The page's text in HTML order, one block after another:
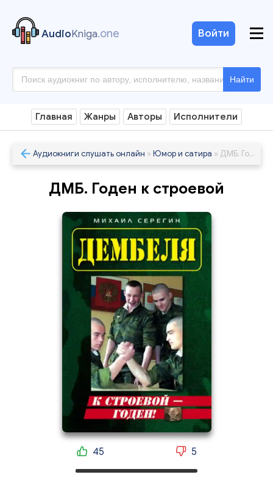
AudioKniga.one
Найти
Войти
Главная Жанры Авторы Исполнители
Аудиокниги слушать онлайн » Юмор и сатира » ДМБ. Годен к строевой
ДМБ. Годен к строевой
45 5